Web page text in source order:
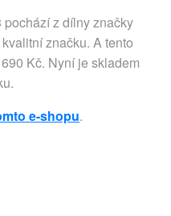
z dílny značky
značku. A tento
Kč. Nyní je skladem
e-shopu.